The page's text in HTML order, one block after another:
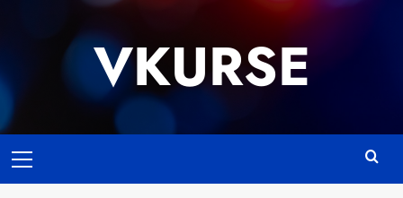
VKURSE
меню